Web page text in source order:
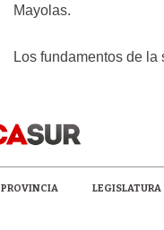
Mayolas.
Los fundamentos de
PROVINCIA LEGISLATURA